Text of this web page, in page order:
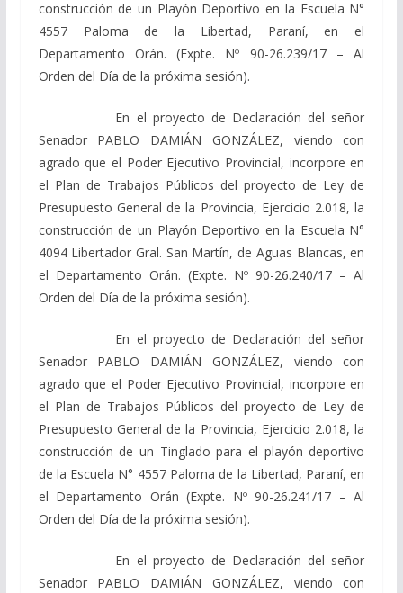
construcción de un Playón Deportivo en la Escuela N°
4557 Paloma de la Libertad, Paraní, en el
Departamento Orán. (Expte. Nº 90-26.239/17 – Al
Orden del Día de la próxima sesión).
En el proyecto de Declaración del señor
Senador PABLO DAMIÁN GONZÁLEZ, viendo con
agrado que el Poder Ejecutivo Provincial, incorpore en
el Plan de Trabajos Públicos del proyecto de Ley de
Presupuesto General de la Provincia, Ejercicio 2.018, la
construcción de un Playón Deportivo en la Escuela N°
4094 Libertador Gral. San Martín, de Aguas Blancas, en
el Departamento Orán. (Expte. Nº 90-26.240/17 – Al
Orden del Día de la próxima sesión).
En el proyecto de Declaración del señor
Senador PABLO DAMIÁN GONZÁLEZ, viendo con
agrado que el Poder Ejecutivo Provincial, incorpore en
el Plan de Trabajos Públicos del proyecto de Ley de
Presupuesto General de la Provincia, Ejercicio 2.018, la
construcción de un Tinglado para el playón deportivo
de la Escuela N° 4557 Paloma de la Libertad, Paraní, en
el Departamento Orán (Expte. Nº 90-26.241/17 – Al
Orden del Día de la próxima sesión).
En el proyecto de Declaración del señor
Senador PABLO DAMIÁN GONZÁLEZ, viendo con